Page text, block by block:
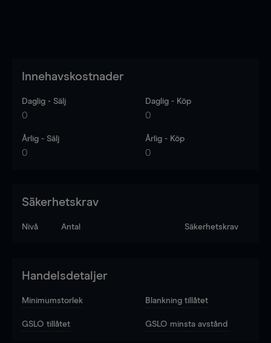
Innehavskostnader
Daglig - Sälj
0
Daglig - Köp
0
Årlig - Sälj
0
Årlig - Köp
0
Säkerhetskrav
Nivå Antal Säkerhetskrav
Handelsdetaljer
Minimumstorlek Blankning tillåtet
GSLO tillåtet GSLO minsta avstånd